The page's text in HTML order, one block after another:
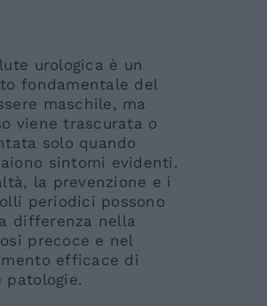
urologica è un
fondamentale del
maschile, ma
viene trascurata o
solo quando
sintomi evidenti.
la prevenzione e i
periodici possono
differenza nella
precoce e nel
efficace di
patologie.